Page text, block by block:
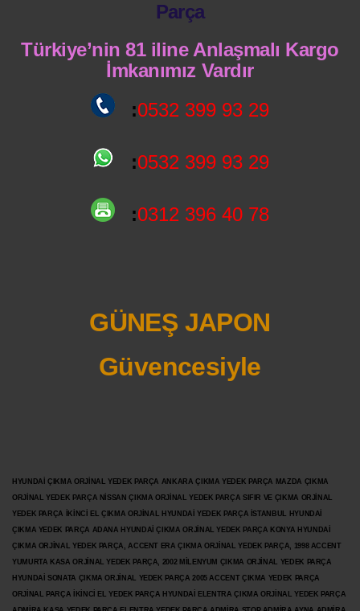
Parça
Türkiye’nin 81 iline Anlaşmalı Kargo
İmkanımız Vardır
:0532 399 93 29
:0532 399 93 29
:0312 396 40 78
GÜNEŞ JAPON
Güvencesiyle
HYUNDAİ ÇIKMA ORJİNAL YEDEK PARÇA ANKARA ÇIKMA YEDEK PARÇA MAZDA ÇIKMA
ORJİNAL YEDEK PARÇA NİSSAN ÇIKMA ORJİNAL YEDEK PARÇA SIFIR VE ÇIKMA ORJİNAL
YEDEK PARÇA İKİNCİ EL ÇIKMA ORJİNAL HYUNDAİ YEDEK PARÇA İSTANBUL HYUNDAİ
ÇIKMA YEDEK PARÇA ADANA HYUNDAİ ÇIKMA ORJİNAL YEDEK PARÇA KONYA HYUNDAİ
ÇIKMA ORJİNAL YEDEK PARÇA, ACCENT ERA ÇIKMA ORJİNAL YEDEK PARÇA, 1998 ACCENT
YUMURTA KASA ORJİNAL YEDEK PARÇA, 2002 MİLENYUM ÇIKMA ORJİNAL YEDEK PARÇA
HYUNDAİ SONATA ÇIKMA ORJİNAL YEDEK PARÇA 2005 ACCENT ÇIKMA YEDEK PARÇA
ORJİNAL PARÇA İKİNCİ EL YEDEK PARÇA HYUNDAİ ELENTRA ÇIKMA ORJİNAL YEDEK PARÇA